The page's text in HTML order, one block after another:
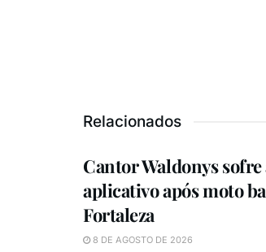
Relacionados
Cantor Waldonys
aplicativo após moto
Fortaleza
8 DE AGOSTO DE 2026